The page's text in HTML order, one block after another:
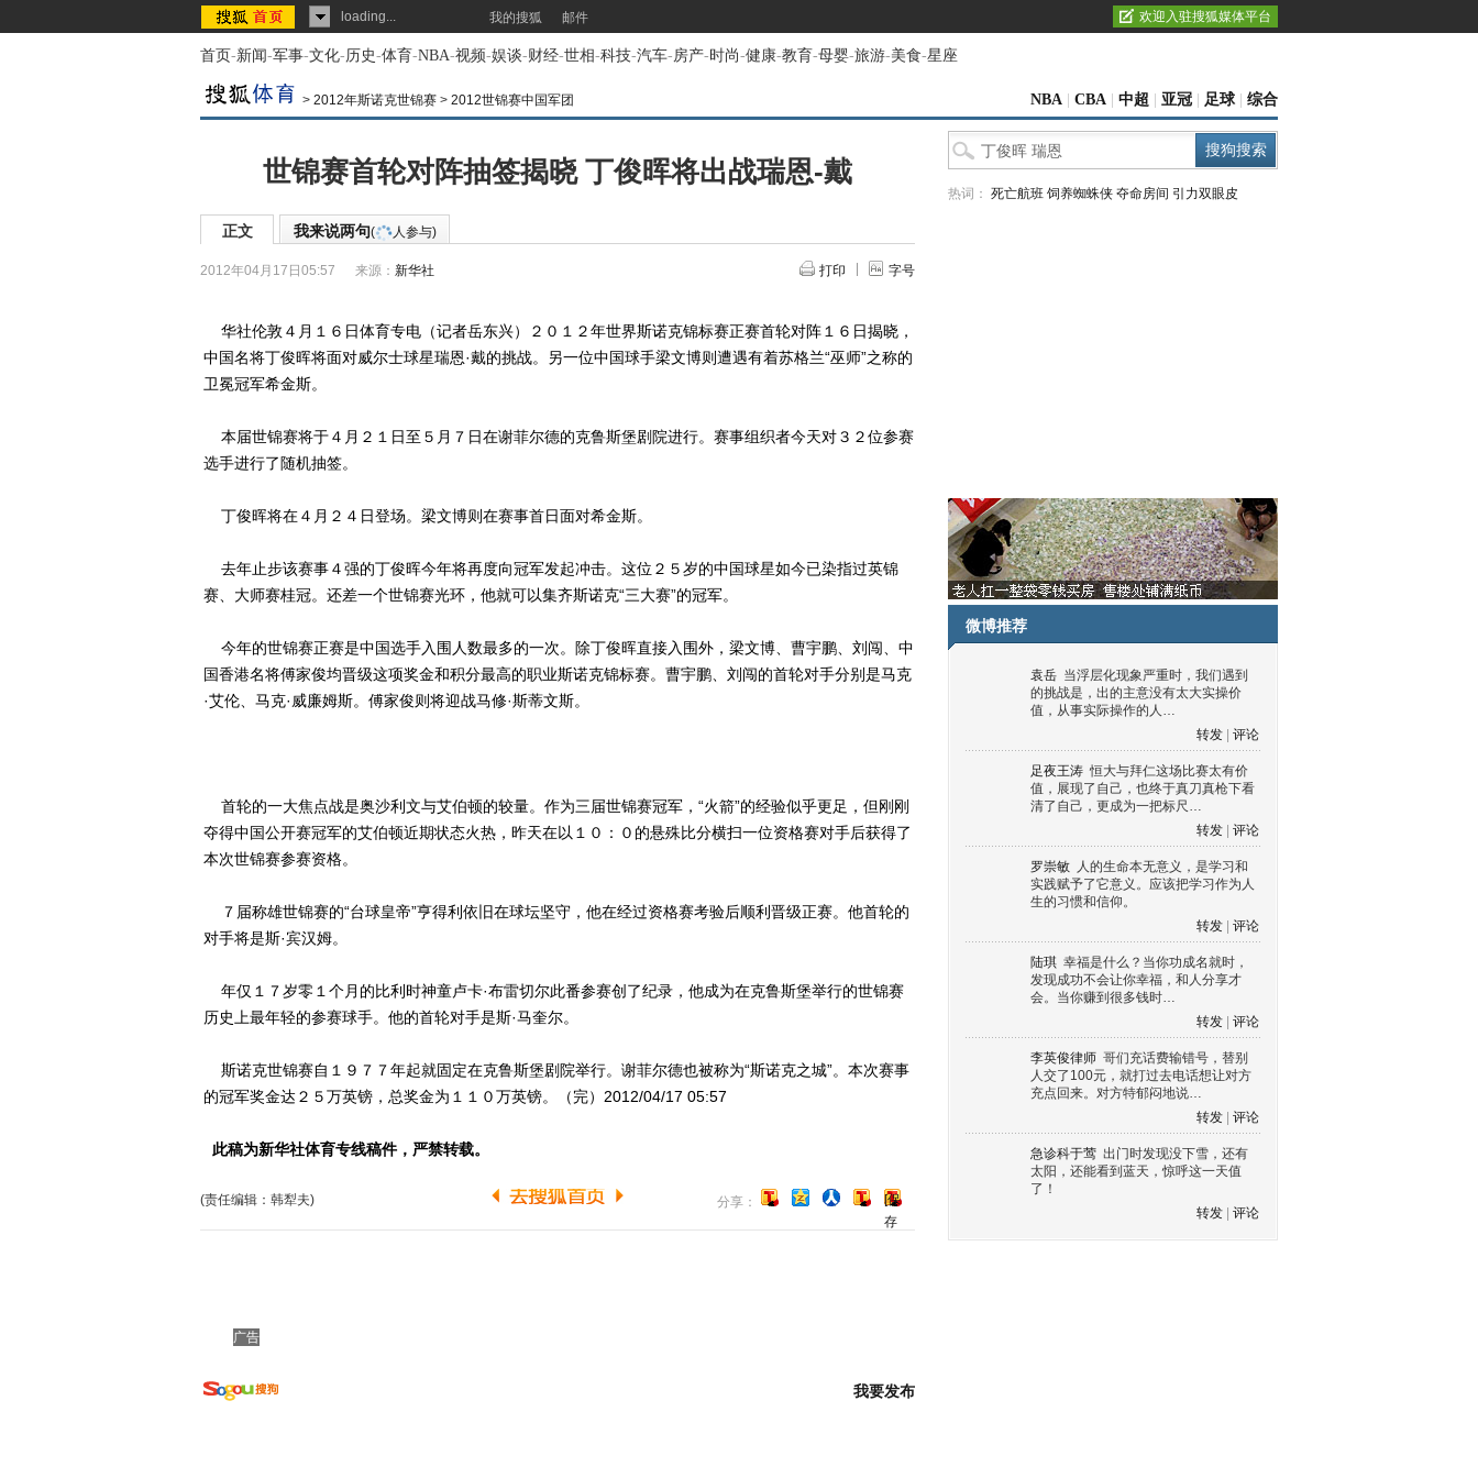
loading... 我的搜狐 邮件 欢迎入驻搜狐媒体平台
首页-新闻-军事-文化-历史-体育-NBA-视频-娱谈-财经-世相-科技-汽车-房产-时尚-健康-教育-母婴-旅游-美食-星座
> 2012年斯诺克世锦赛 > 2012世锦赛中国军团 NBA CBA 中超 亚冠 足球 综合
世锦赛首轮对阵抽签揭晓 丁俊晖将出战瑞恩-戴
正文 我来说两句( 人参与)
2012年04月17日05:57 来源： 新华社 打印 字号
华社伦敦４月１６日体育专电（记者岳东兴）２０１２年世界斯诺克锦标赛正赛首轮对阵１６日揭晓，
中国名将丁俊晖将面对威尔士球星瑞恩·戴的挑战。另一位中国球手梁文博则遭遇有着苏格兰“巫师”之称的
卫冕冠军希金斯。
本届世锦赛将于４月２１日至５月７日在谢菲尔德的克鲁斯堡剧院进行。赛事组织者今天对３２位参赛
选手进行了随机抽签。
丁俊晖将在４月２４日登场。梁文博则在赛事首日面对希金斯。
去年止步该赛事４强的丁俊晖今年将再度向冠军发起冲击。这位２５岁的中国球星如今已染指过英锦
赛、大师赛桂冠。还差一个世锦赛光环，他就可以集齐斯诺克“三大赛”的冠军。
今年的世锦赛正赛是中国选手入围人数最多的一次。除丁俊晖直接入围外，梁文博、曹宇鹏、刘闯、中
国香港名将傅家俊均晋级这项奖金和积分最高的职业斯诺克锦标赛。曹宇鹏、刘闯的首轮对手分别是马克
·艾伦、马克·威廉姆斯。傅家俊则将迎战马修·斯蒂文斯。
首轮的一大焦点战是奥沙利文与艾伯顿的较量。作为三届世锦赛冠军，“火箭”的经验似乎更足，但刚刚
夺得中国公开赛冠军的艾伯顿近期状态火热，昨天在以１０：０的悬殊比分横扫一位资格赛对手后获得了
本次世锦赛参赛资格。
７届称雄世锦赛的“台球皇帝”亨得利依旧在球坛坚守，他在经过资格赛考验后顺利晋级正赛。他首轮的
对手将是斯·宾汉姆。
年仅１７岁零１个月的比利时神童卢卡·布雷切尔此番参赛创了纪录，他成为在克鲁斯堡举行的世锦赛
历史上最年轻的参赛球手。他的首轮对手是斯·马奎尔。
斯诺克世锦赛自１９７７年起就固定在克鲁斯堡剧院举行。谢菲尔德也被称为“斯诺克之城”。本次赛事
的冠军奖金达２５万英镑，总奖金为１１０万英镑。（完）2012/04/17 05:57
此稿为新华社体育专线稿件，严禁转载。
(责任编辑：韩犁夫) 分享：
[保
存
广告
我要发布
热词： 死亡航班 饲养蜘蛛侠 夺命房间 引力双眼皮
微博推荐
袁岳 当浮层化现象严重时，我们遇到
的挑战是，出的主意没有太大实操价
值，从事实际操作的人…
转发
评论
足夜王涛 恒大与拜仁这场比赛太有价
值，展现了自己，也终于真刀真枪下看
清了自己，更成为一把标尺…
转发
评论
罗崇敏 人的生命本无意义，是学习和
实践赋予了它意义。应该把学习作为人
生的习惯和信仰。
转发
评论
陆琪 幸福是什么？当你功成名就时，
发现成功不会让你幸福，和人分享才
会。当你赚到很多钱时…
转发
评论
李英俊律师 哥们充话费输错号，替别
人交了100元，就打过去电话想让对方
充点回来。对方特郁闷地说…
转发
评论
急诊科于莺 出门时发现没下雪，还有
太阳，还能看到蓝天，惊呼这一天值
了！
转发
评论